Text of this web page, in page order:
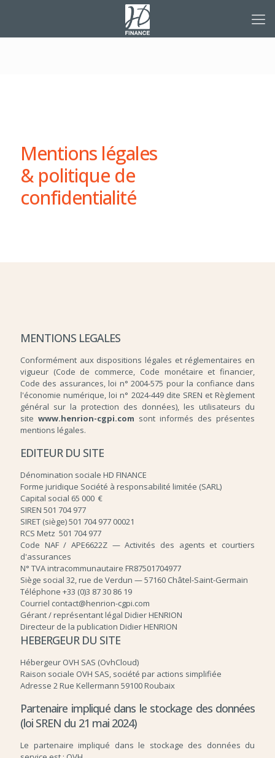
Mentions légales
& politique de
confidentialité
MENTIONS LEGALES
Conformément aux dispositions légales et réglementaires en
vigueur (Code de commerce, Code monétaire et financier,
Code des assurances, loi n° 2004-575 pour la confiance dans
l'économie numérique, loi n° 2024-449 dite SREN et Règlement
général sur la protection des données), les utilisateurs du
site www.henrion-cgpi.com sont informés des présentes
mentions légales.
EDITEUR DU SITE
Dénomination sociale HD FINANCE
Forme juridique Société à responsabilité limitée (SARL)
Capital social 65 000 €
SIREN 501 704 977
SIRET (siège) 501 704 977 00021
RCS Metz 501 704 977
Code NAF / APE6622Z — Activités des agents et courtiers
d'assurances
N° TVA intracommunautaire FR87501704977
Siège social 32, rue de Verdun — 57160 Châtel-Saint-Germain
Téléphone +33 (0)3 87 30 86 19
Courriel contact@henrion-cgpi.com
Gérant / représentant légal Didier HENRION
Directeur de la publication Didier HENRION
HEBERGEUR DU SITE
Hébergeur OVH SAS (OvhCloud)
Raison sociale OVH SAS, société par actions simplifiée
Adresse 2 Rue Kellermann 59100 Roubaix
Partenaire impliqué dans le stockage des données
(loi SREN du 21 mai 2024)
Le partenaire impliqué dans le stockage des données du